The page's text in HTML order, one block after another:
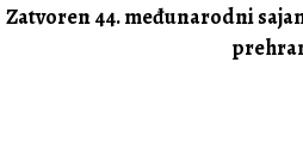
Zatvoren 44. međunarodni